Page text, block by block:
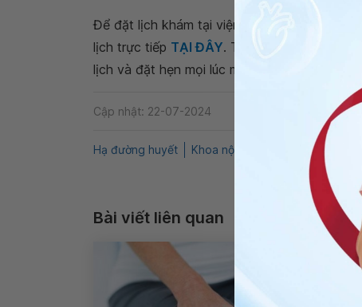
Để đặt lịch khám tại viện, Quý khách vui lòng
lịch trực tiếp TẠI ĐÂY. Tải và đặt lịch khám
lịch và đặt hẹn mọi lúc mọi nơi ngay trên ứng
Cập nhật: 22-07-2024
Hạ đường huyết Khoa nội QnA
Bài viết liên quan